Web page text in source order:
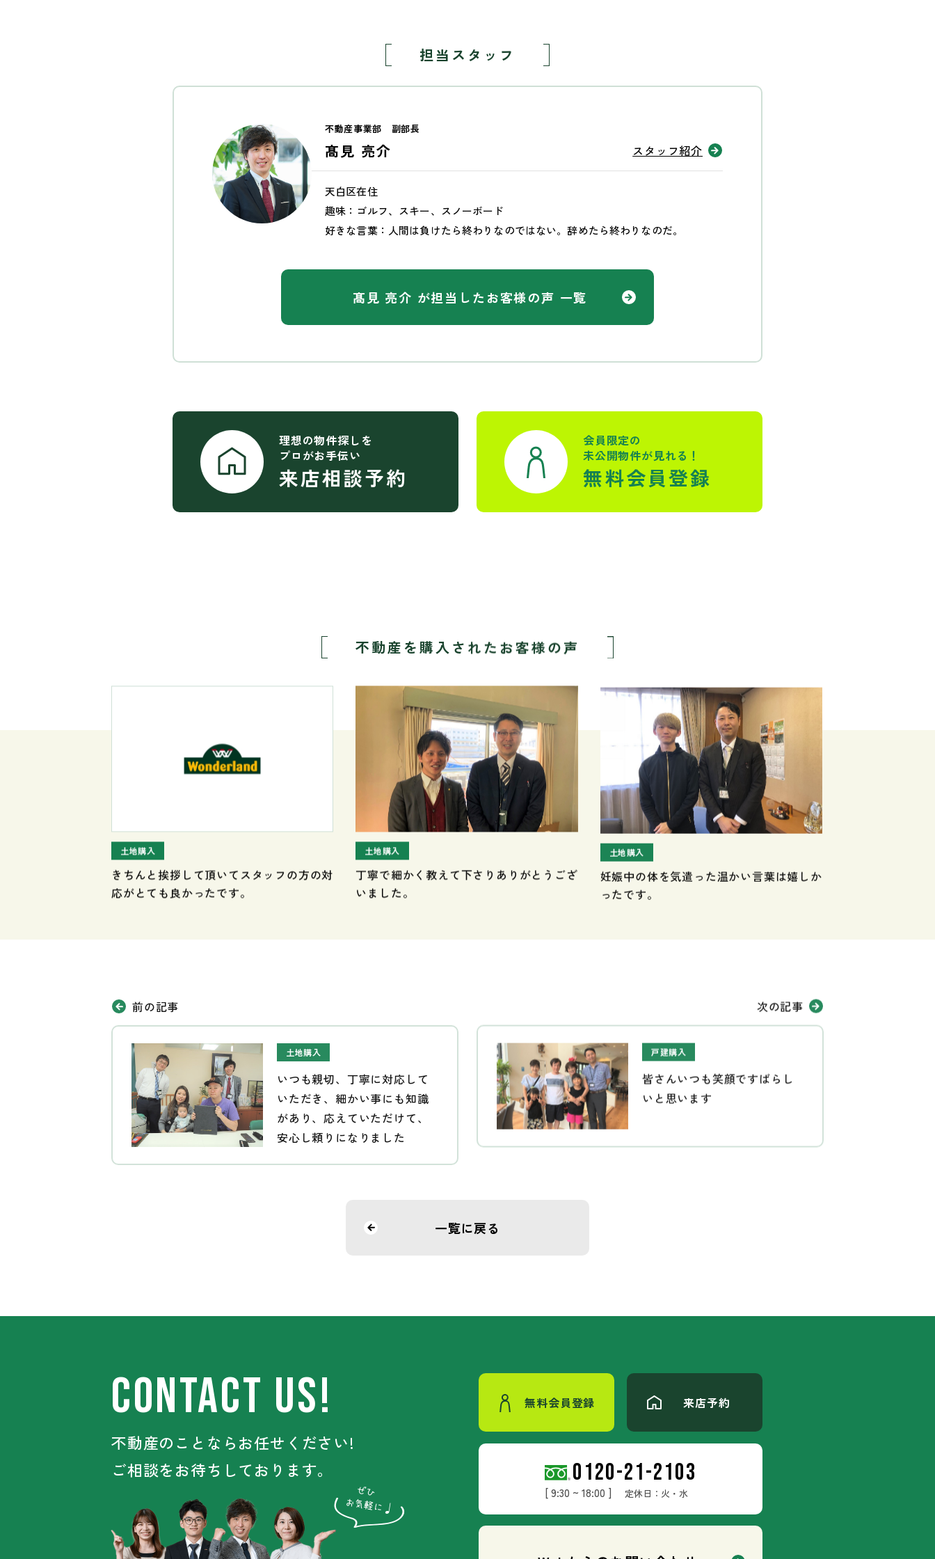
担当スタッフ
不動産事業部 副部長
髙見 亮介
天白区在住
趣味：ゴルフ、スキー、スノーボード
好きな言葉：人間は負けたら終わりなのではない。辞めたら終わりなのだ。
スタッフ紹介
髙見 亮介 が担当した お客様の声 一覧
理想の物件探しを
プロがお手伝い
来店相談予約
会員限定の
未公開物件が見れる！
無料会員登録
不動産を購入された お客様の声
土地購入
きちんと挨拶して頂いてスタッフの方の対
応がとても良かったです。
土地購入
丁寧で細かく教えて下さりありがとうござ
いました。
土地購入
妊娠中の体を気遣った温かい言葉は嬉しか
ったです。
前の記事
土地購入
いつも親切、丁寧に対応して
いただき、細かい事にも知識
があり、応えていただけて、
安心し頼りになりました
次の記事
戸建購入
皆さんいつも笑顔ですばらし
いと思います
一覧に戻る
CONTACT US!
不動産のことならお任せください!
ご相談をお待ちしております。
無料会員登録 来店予約
0120-21-2103
[ 9:30 ~ 18:00 ] 定休日：火・水